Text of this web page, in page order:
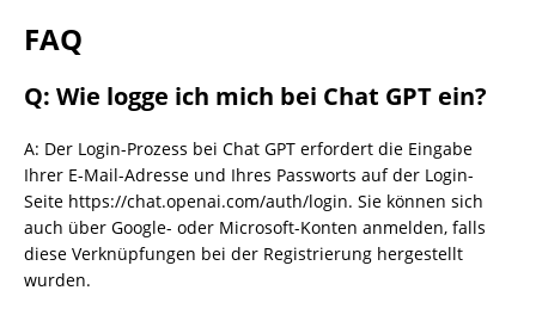
FAQ
Q: Wie logge ich mich bei Chat GPT ein?
A: Der Login-Prozess bei Chat GPT erfordert die Eingabe
Ihrer E-Mail-Adresse und Ihres Passworts auf der Login-
Seite https://chat.openai.com/auth/login. Sie können sich
auch über Google- oder Microsoft-Konten anmelden, falls
diese Verknüpfungen bei der Registrierung hergestellt
wurden.